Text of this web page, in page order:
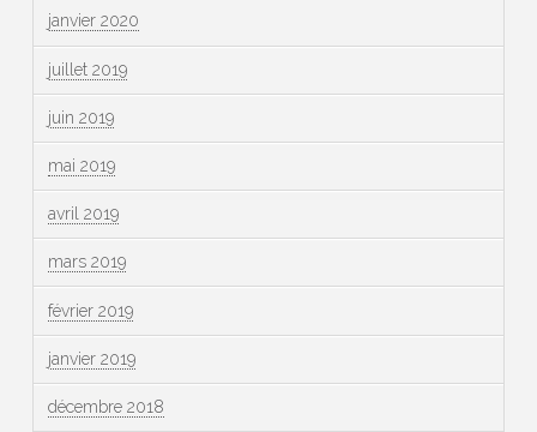
janvier 2020
juillet 2019
juin 2019
mai 2019
avril 2019
mars 2019
février 2019
janvier 2019
décembre 2018